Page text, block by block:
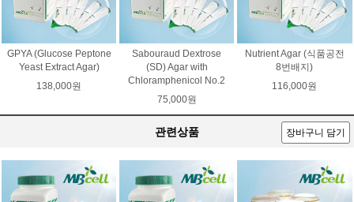
GPYA (Glucose Peptone
Yeast Extract Agar)
138,000원
Sabouraud Dextrose
(SD) Agar with
Chloramphenicol No.2
75,000원
Nutrient Agar (식품공전
8번배지)
116,000원
관련상품 장바구니 담기